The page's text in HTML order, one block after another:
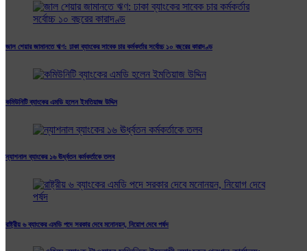
জাল শেয়ার জামানতে ঋণ: ঢাকা ব্যাংকের সাবেক চার কর্মকর্তার সর্বোচ্চ ১০ বছরের কারাদণ্ড
কমিউনিটি ব্যাংকের এমডি হলেন ইমতিয়াজ উদ্দিন
ন্যাশনাল ব্যাংকের ১৬ ঊর্ধ্বতন কর্মকর্তাকে তলব
রাষ্ট্রীয় ৬ ব্যাংকের এমডি পদে সরকার দেবে মনোনয়ন, নিয়োগ দেবে পর্ষদ